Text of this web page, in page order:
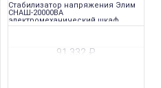
Стабилизатор напряжения Элим
СНАШ-20000ВА
электромеханический шкаф
91 332 ₽